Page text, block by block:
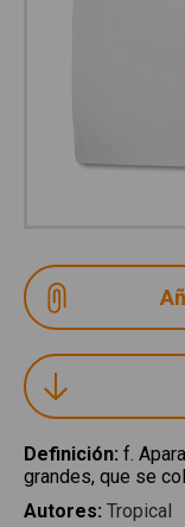
Definición: f.
grandes, que se
Autores: Tropical